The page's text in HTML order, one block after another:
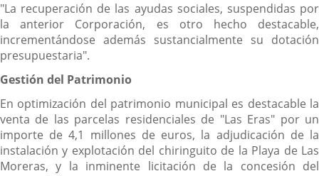
"La recuperación de las ayudas sociales, suspendidas por
la anterior Corporación, es otro hecho destacable,
incrementándose además sustancialmente su dotación
presupuestaria".
Gestión del Patrimonio
En optimización del patrimonio municipal es destacable la
venta de las parcelas residenciales de "Las Eras" por un
importe de 4,1 millones de euros, la adjudicación de la
instalación y explotación del chiringuito de la Playa de Las
Moreras, y la inminente licitación de la concesión del